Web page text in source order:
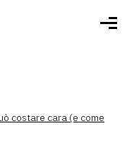
costare cara (e come